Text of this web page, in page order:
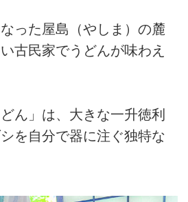
った屋島（やしま）の麓
古民家でうどんが味わえ
ん」は、大きな一升徳利
を自分で器に注ぐ独特な